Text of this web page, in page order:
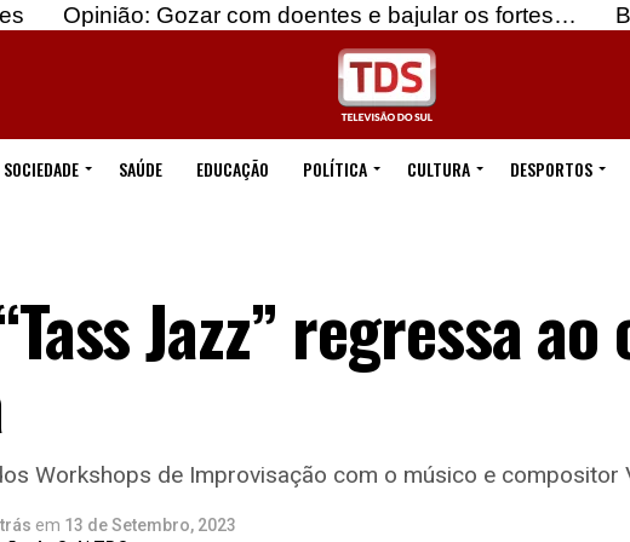
Gozar com doentes e bajular os fortes… Beja:
SOCIEDADE SAÚDE EDUCAÇÃO POLÍTICA CULTURA DESPORTOS
Jazz” regressa
Workshops de Improvisação com o músico e compositor
em 13 de Setembro, 2023